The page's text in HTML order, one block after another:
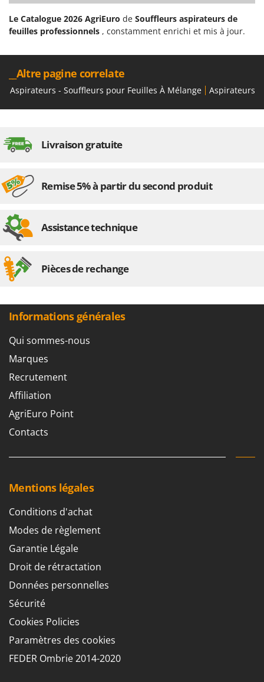
Le Catalogue 2026 AgriEuro de Souffleurs aspirateurs de
feuilles professionnels , constamment enrichi et mis à jour.
__Altre pagine correlate
Aspirateurs - Souffleurs pour Feuilles À Mélange Aspirateurs
Livraison gratuite
Remise 5% à partir du second produit
Assistance technique
Pièces de rechange
Informations générales
Qui sommes-nous
Marques
Recrutement
Affiliation
AgriEuro Point
Contacts
Mentions légales
Conditions d'achat
Modes de règlement
Garantie Légale
Droit de rétractation
Données personnelles
Sécurité
Cookies Policies
Paramètres des cookies
FEDER Ombrie 2014-2020